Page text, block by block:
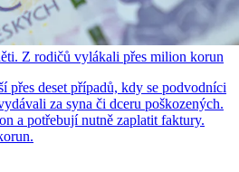
Z rodičů vylákali přes milion korun
přes deset případů, kdy se podvodníci
za syna či dceru poškozených.
a potřebují nutně zaplatit faktury.